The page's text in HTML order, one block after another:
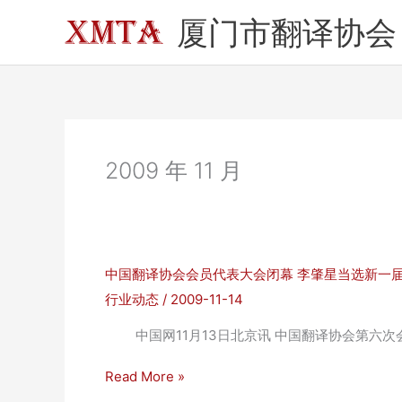
厦门市翻译协会
2009 年 11 月
中国翻译协会会员代表大会闭幕 李肇星当选新一
行业动态 / 2009-11-14
中国网11月13日北京讯 中国翻译协会第六次
中
Read More »